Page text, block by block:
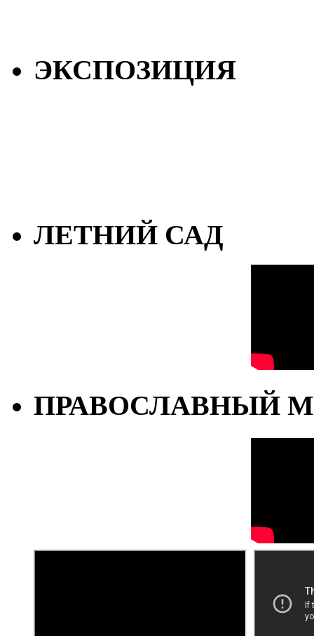
ЭКСПОЗИЦИЯ
ЛЕТНИЙ САД
ПРАВОСЛАВНЫЙ